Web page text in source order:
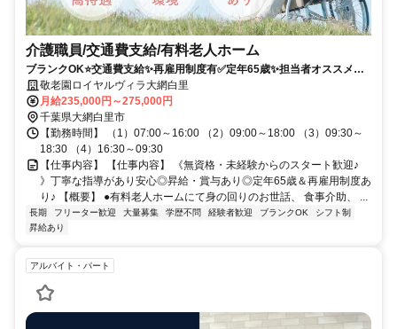
介護職員/交通費支給/有料老人ホーム
ブランクOK⭐️交通費支給✨再雇用制度有✅️定年65歳✨担当者オススメ⭕️
未経験歓迎✨研修支援有❗️経験者優遇⭐️車通勤ＯＫ
敬老園ロイヤルヴィラ大網白里
月給235,000円～275,000円
千葉県大網白里市
【勤務時間】 （1）07:00～16:00 （2）09:00～18:00 （3）09:30～
18:30 （4）16:30～09:30
【仕事内容】 【仕事内容】 《無資格・未経験からのスタート歓迎♪
》丁寧な指導があり安心◎昇給・賞与あり◎定年65歳＆再雇用制度あ
り♪ 【概要】 ●有料老人ホームにて身の回りのお世話、 食事介助、 ...
長期 フリーター歓迎 大量募集 学歴不問 経験者歓迎 ブランクOK
シフト制
昇給あり
アルバイト・パート